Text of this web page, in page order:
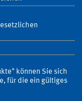
können Sie sich
für die ein gültiges